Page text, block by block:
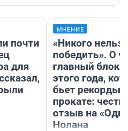
почти
для
МНЕНИЕ
«Никого нельзя
победить». О
главный
этого года,
бьет рекорды в
прокате:
отзыв на
Нолана